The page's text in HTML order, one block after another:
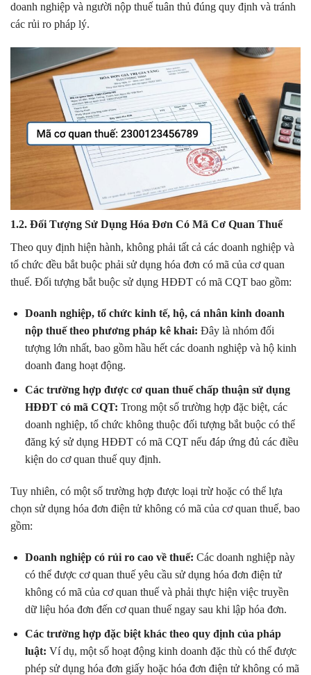
doanh nghiệp và người nộp thuế tuân thủ đúng quy định và tránh
các rủi ro pháp lý.
1.2. Đối Tượng Sử Dụng Hóa Đơn Có Mã Cơ Quan Thuế
Theo quy định hiện hành, không phải tất cả các doanh nghiệp và
tổ chức đều bắt buộc phải sử dụng hóa đơn có mã của cơ quan
thuế. Đối tượng bắt buộc sử dụng HĐĐT có mã CQT bao gồm:
Doanh nghiệp, tổ chức kinh tế, hộ, cá nhân kinh doanh
nộp thuế theo phương pháp kê khai: Đây là nhóm đối
tượng lớn nhất, bao gồm hầu hết các doanh nghiệp và hộ kinh
doanh đang hoạt động.
Các trường hợp được cơ quan thuế chấp thuận sử dụng
HĐĐT có mã CQT: Trong một số trường hợp đặc biệt, các
doanh nghiệp, tổ chức không thuộc đối tượng bắt buộc có thể
đăng ký sử dụng HĐĐT có mã CQT nếu đáp ứng đủ các điều
kiện do cơ quan thuế quy định.
Tuy nhiên, có một số trường hợp được loại trừ hoặc có thể lựa
chọn sử dụng hóa đơn điện tử không có mã của cơ quan thuế, bao
gồm:
Doanh nghiệp có rủi ro cao về thuế: Các doanh nghiệp này
có thể được cơ quan thuế yêu cầu sử dụng hóa đơn điện tử
không có mã của cơ quan thuế và phải thực hiện việc truyền
dữ liệu hóa đơn đến cơ quan thuế ngay sau khi lập hóa đơn.
Các trường hợp đặc biệt khác theo quy định của pháp
luật: Ví dụ, một số hoạt động kinh doanh đặc thù có thể được
phép sử dụng hóa đơn giấy hoặc hóa đơn điện tử không có mã